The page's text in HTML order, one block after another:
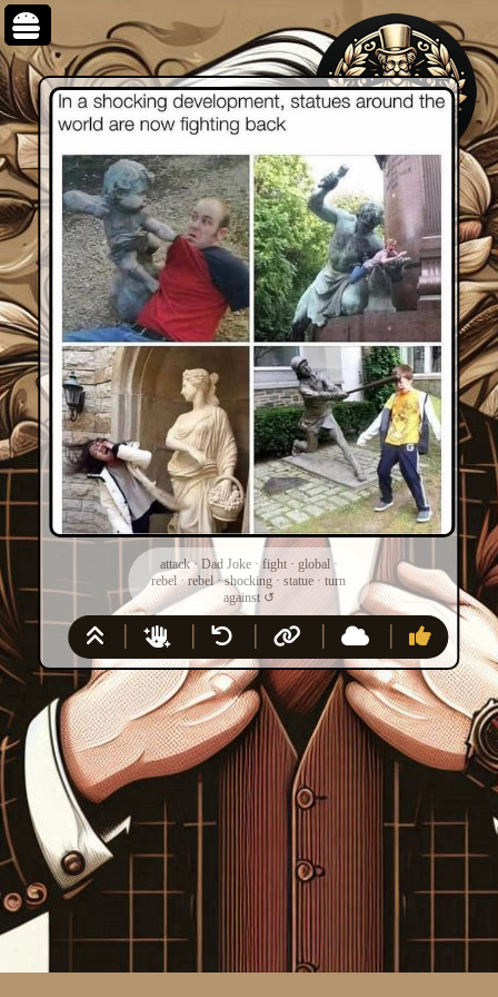
attack· Dad Joke·fight· global·
rebel·rebel·shocking ·statue ·turn
against ↺